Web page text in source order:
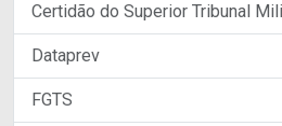
Certidão do Superior Tribunal
Dataprev
FGTS